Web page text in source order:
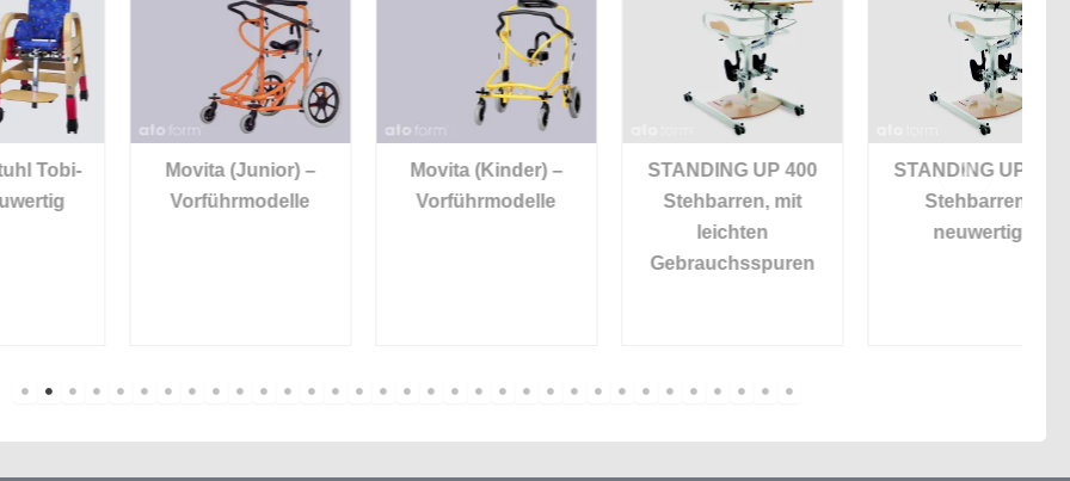
Movita (Junior) –
Vorführmodelle
Movita (Kinder) –
Vorführmodelle
STANDING UP 400
Stehbarren, mit
Gebrauchsspuren
STANDING UP 400
Stehbarren,
neuwertig